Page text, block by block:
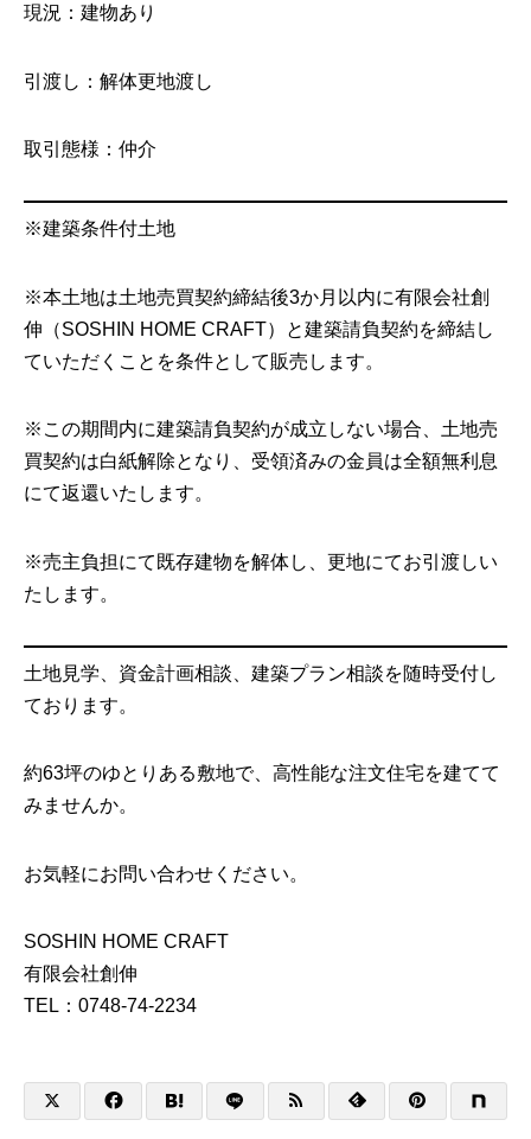
現況：建物あり
引渡し：解体更地渡し
取引態様：仲介
※建築条件付土地
※本土地は土地売買契約締結後3か月以内に有限会社創
伸（SOSHIN HOME CRAFT）と建築請負契約を締結し
ていただくことを条件として販売します。
※この期間内に建築請負契約が成立しない場合、土地売
買契約は白紙解除となり、受領済みの金員は全額無利息
にて返還いたします。
※売主負担にて既存建物を解体し、更地にてお引渡しい
たします。
土地見学、資金計画相談、建築プラン相談を随時受付し
ております。
約63坪のゆとりある敷地で、高性能な注文住宅を建てて
みませんか。
お気軽にお問い合わせください。
SOSHIN HOME CRAFT
有限会社創伸
TEL：0748-74-2234